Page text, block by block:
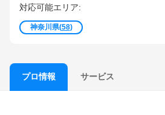
対応可能エリア:
神奈川県(58)
プロ情報 サービス